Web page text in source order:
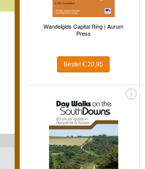
Wandelgids Capital Ring | Aurum
Press
Bestel € 20,95